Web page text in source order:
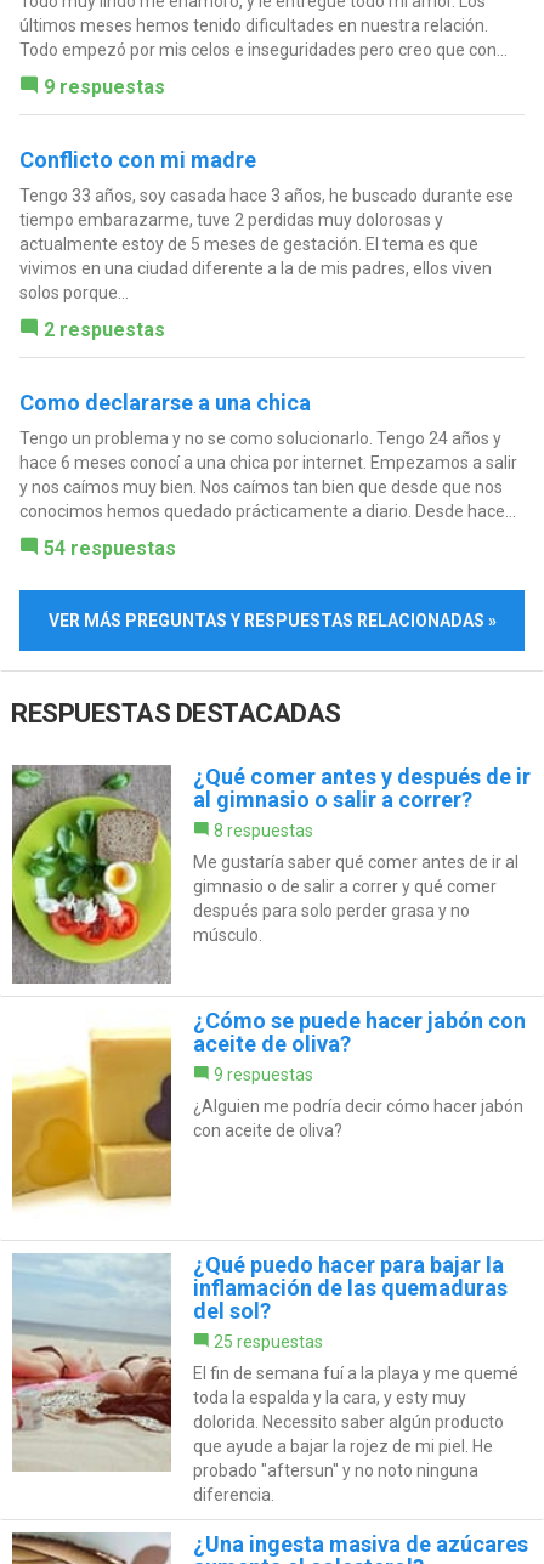
últimos meses hemos tenido dificultades en nuestra relación.
Todo empezó por mis celos e inseguridades pero creo que con...
9 respuestas
Conflicto con mi madre
Tengo 33 años, soy casada hace 3 años, he buscado durante ese
tiempo embarazarme, tuve 2 perdidas muy dolorosas y
actualmente estoy de 5 meses de gestación. El tema es que
vivimos en una ciudad diferente a la de mis padres, ellos viven
solos porque...
2 respuestas
Como declararse a una chica
Tengo un problema y no se como solucionarlo. Tengo 24 años y
hace 6 meses conocí a una chica por internet. Empezamos a salir
y nos caímos muy bien. Nos caímos tan bien que desde que nos
conocimos hemos quedado prácticamente a diario. Desde hace...
54 respuestas
VER MÁS PREGUNTAS Y RESPUESTAS RELACIONADAS »
RESPUESTAS DESTACADAS
¿Qué comer antes y después de ir
al gimnasio o salir a correr?
8 respuestas
Me gustaría saber qué comer antes de ir al
gimnasio o de salir a correr y qué comer
después para solo perder grasa y no
músculo.
¿Cómo se puede hacer jabón con
aceite de oliva?
9 respuestas
¿Alguien me podría decir cómo hacer jabón
con aceite de oliva?
¿Qué puedo hacer para bajar la
inflamación de las quemaduras
del sol?
25 respuestas
El fin de semana fuí a la playa y me quemé
toda la espalda y la cara, y esty muy
dolorida. Necessito saber algún producto
que ayude a bajar la rojez de mi piel. He
probado "aftersun" y no noto ninguna
diferencia.
¿Una ingesta masiva de azúcares